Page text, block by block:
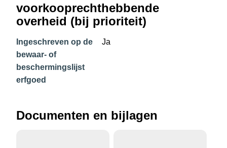
voorkooprechthebbende
overheid (bij prioriteit)
Ingeschreven op de
bewaar- of
beschermingslijst
erfgoed
Ja
Documenten en bijlagen